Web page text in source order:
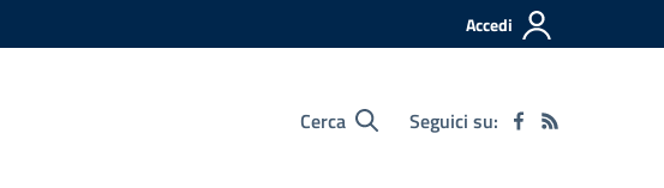
Accedi
Cerca Seguici su: